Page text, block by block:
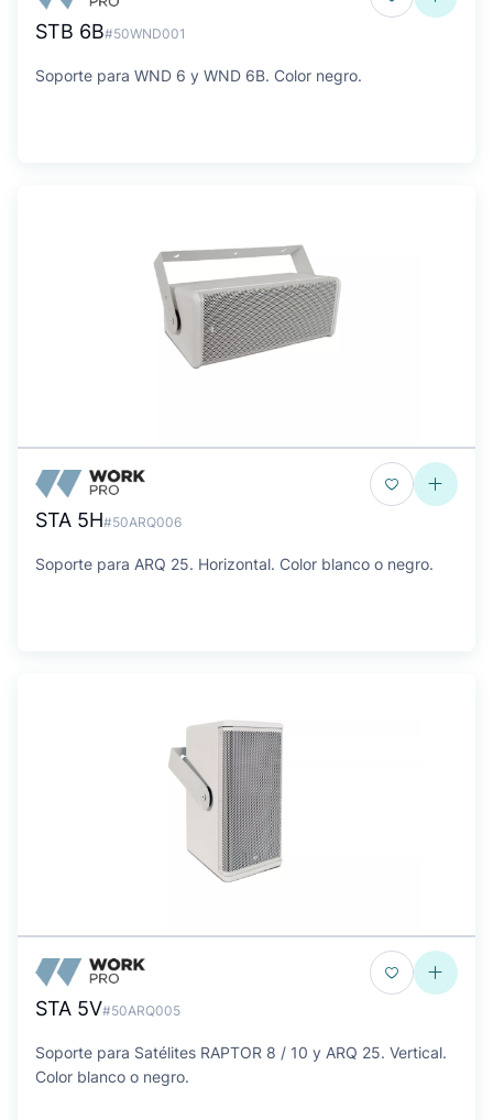
STB 6B#50WND001
Soporte para WND 6 y WND 6B. Color negro.
STA 5H#50ARQ006
Soporte para ARQ 25. Horizontal. Color blanco o negro.
STA 5V#50ARQ005
Soporte para Satélites RAPTOR 8 / 10 y ARQ 25. Vertical.
Color blanco o negro.